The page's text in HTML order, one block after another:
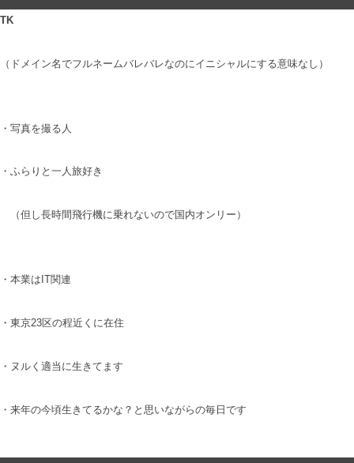
TK
（ドメイン名でフルネームバレバレなのにイニシャルにする意味なし）
・写真を撮る人
・ふらりと一人旅好き
（但し長時間飛行機に乗れないので国内オンリー）
・本業はIT関連
・東京23区の程近くに在住
・ヌルく適当に生きてます
・来年の今頃生きてるかな？と思いながらの毎日です